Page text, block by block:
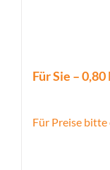
Für Sie –
Für Preise